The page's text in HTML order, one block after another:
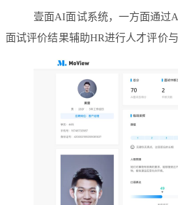
壹面AI面试系统，一方面通过
面试评价结果辅助HR进行人才评价